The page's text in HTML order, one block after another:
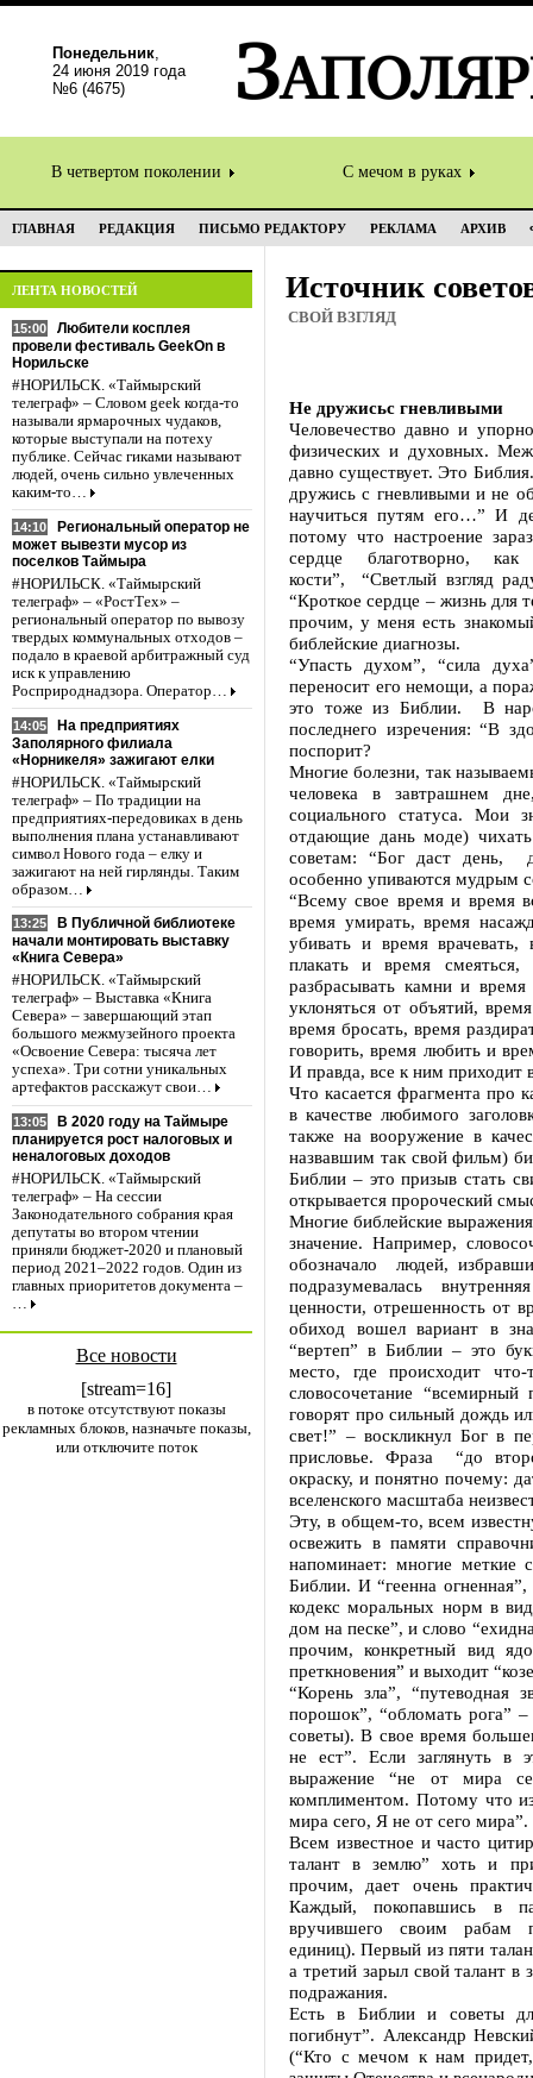
Понедельник,
24 июня 2019 года
№6 (4675)
В четвертом поколении С мечом в руках
ГЛАВНАЯ РЕДАКЦИЯ ПИСЬМО РЕДАКТОРУ РЕКЛАМА АРХИВ
ЛЕНТА НОВОСТЕЙ
15:00
Любители косплея
провели фестиваль GeekOn в
Норильске
#НОРИЛЬСК. «Таймырский
телеграф» – Словом geek когда-то
называли ярмарочных чудаков,
которые выступали на потеху
публике. Сейчас гиками называют
людей, очень сильно увлеченных
каким-то…
14:10
Региональный оператор не
может вывезти мусор из
поселков Таймыра
#НОРИЛЬСК. «Таймырский
телеграф» – «РостТех» –
региональный оператор по вывозу
твердых коммунальных отходов –
подало в краевой арбитражный суд
иск к управлению
Росприроднадзора. Оператор…
14:05
На предприятиях
Заполярного филиала
«Норникеля» зажигают елки
#НОРИЛЬСК. «Таймырский
телеграф» – По традиции на
предприятиях-передовиках в день
выполнения плана устанавливают
символ Нового года – елку и
зажигают на ней гирлянды. Таким
образом…
13:25
В Публичной библиотеке
начали монтировать выставку
«Книга Севера»
#НОРИЛЬСК. «Таймырский
телеграф» – Выставка «Книга
Севера» – завершающий этап
большого межмузейного проекта
«Освоение Севера: тысяча лет
успеха». Три сотни уникальных
артефактов расскажут свои…
13:05
В 2020 году на Таймыре
планируется рост налоговых и
неналоговых доходов
#НОРИЛЬСК. «Таймырский
телеграф» – На сессии
Законодательного собрания края
депутаты во втором чтении
приняли бюджет-2020 и плановый
период 2021–2022 годов. Один из
главных приоритетов документа –
…
Все новости
[stream=16]
в потоке отсутствуют показы
рекламных блоков, назначьте показы,
или отключите поток
Источник
СВОЙ ВЗГЛЯД
Не дружисьс гневливыми
Человечество давно и
физических и духовных.
давно существует. Это
дружись с гневливыми и не
научиться путям его…” И
потому что настроение
сердце благотворно,
кости”, “Светлый взгляд
“Кроткое сердце – жизнь для
прочим, у меня есть
библейские диагнозы.
“Упасть духом”, “сила
переносит его немощи, а
это тоже из Библии. В
последнего изречения: “В
поспорит?
Многие болезни, так
человека в завтрашнем
социального статуса. Мои
отдающие дань моде)
советам: “Бог даст
особенно упиваются мудрым
“Всему свое время и время
время умирать, время
убивать и время
плакать и время
разбрасывать камни и
уклоняться от объятий,
время бросать, время
говорить, время любить и
И правда, все к ним приходит
Что касается фрагмента про
в качестве любимого
также на вооружение в
назвавшим так свой фильм)
Библии – это призыв стать
открывается пророческий
Многие библейские
значение. Например,
обозначало людей,
подразумевалась
ценности, отрешенность от
обиход вошел вариант в
“вертеп” в Библии – это
место, где происходит что-
словосочетание
говорят про сильный дождь
свет!” – воскликнул Бог в
присловье. Фраза “до
окраску, и понятно почему:
вселенского масштаба
Эту, в общем-то, всем
освежить в памяти
напоминает: многие меткие
Библии. И “геенна
кодекс моральных норм в
дом на песке”, и слово
прочим, конкретный вид
преткновения” и выходит
“Корень зла”, “путеводная
порошок”, “обломать рога”
советы). В свое время
не ест”. Если заглянуть в
выражение “не от мира
комплиментом. Потому что
мира сего, Я не от сего мира”.
Всем известное и часто
талант в землю” хоть и
прочим, дает очень
Каждый, покопавшись в
вручившего своим рабам
единиц). Первый из пяти
а третий зарыл свой талант
подражания.
Есть в Библии и советы
погибнут”. Александр
(“Кто с мечом к нам